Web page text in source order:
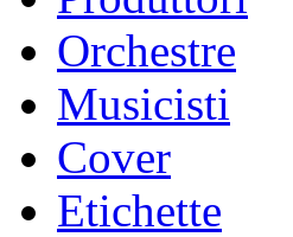
Orchestre
Musicisti
Cover
Etichette